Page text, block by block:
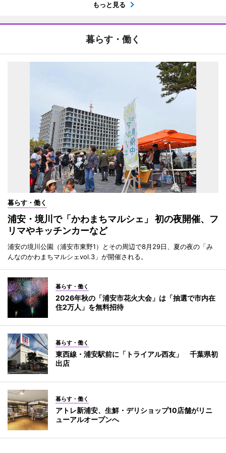
もっと見る
暮らす・働く
暮らす・働く
浦安・境川で「かわまちマルシェ」 初の夜開催、フ
リマやキッチンカーなど
浦安の境川公園（浦安市東野1）とその周辺で8月29日、夏の夜の「み
んなのかわまちマルシェvol.3」が開催される。
暮らす・働く
2026年秋の「浦安市花火大会」は「抽選で市内在
住2万人」を無料招待
暮らす・働く
東西線・浦安駅前に「トライアル西友」 千葉県初
出店
暮らす・働く
アトレ新浦安、生鮮・デリショップ10店舗がリニ
ューアルオープンへ